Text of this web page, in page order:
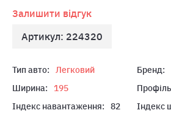
Залишити відгук
Артикул: 224320
Тип авто: Легковий Бренд:
Ширина:
195
Індекс навантаження:
82 Індекс